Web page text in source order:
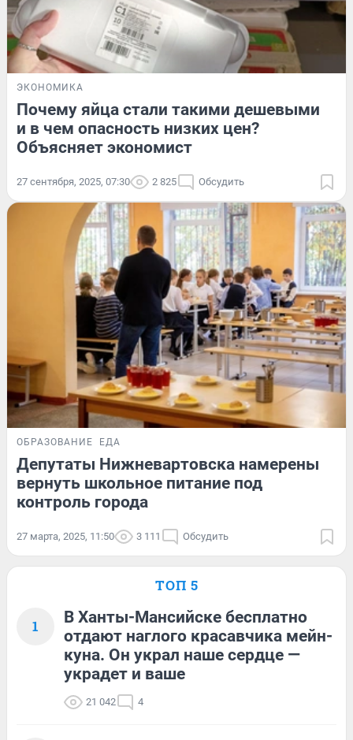
ЭКОНОМИКА
Почему яйца стали такими дешевыми
и в чем опасность низких цен?
Объясняет экономист
27 сентября, 2025, 07:30 2 825 Обсудить
ОБРАЗОВАНИЕ ЕДА
Депутаты Нижневартовска намерены
вернуть школьное питание под
контроль города
27 марта, 2025, 11:50 3 111 Обсудить
ТОП 5
1
В Ханты-Мансийске бесплатно
отдают наглого красавчика мейн-
куна. Он украл наше сердце —
украдет и ваше
21 042 4